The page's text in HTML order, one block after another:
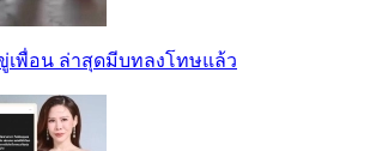
เพื่อน ล่าสุดมีบทลงโทษแล้ว